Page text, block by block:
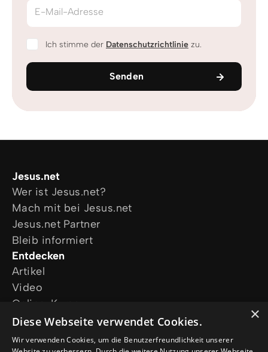
E-Mail-Adresse
Ich stimme der Datenschutzrichtlinie zu.
Senden
Jesus.net
Wer ist Jesus.net?
Mach mit bei Jesus.net
Jesus.net Partner
Bleib informiert
Entdecken
Artikel
Video
Online-Kurse
Unsere Projekte
Ich wünsche mir Gebet
×
Diese Webseite verwendet Cookies.
Wir verwenden Cookies, um die Benutzerfreundlichkeit unserer